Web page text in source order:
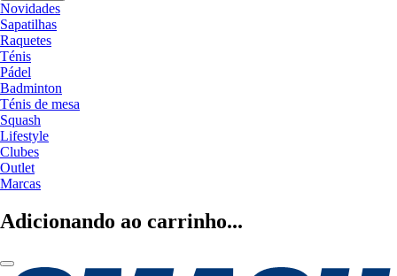
Novidades
Sapatilhas
Raquetes
Ténis
Pádel
Badminton
Ténis de mesa
Squash
Lifestyle
Clubes
Outlet
Marcas
Adicionando ao carrinho...